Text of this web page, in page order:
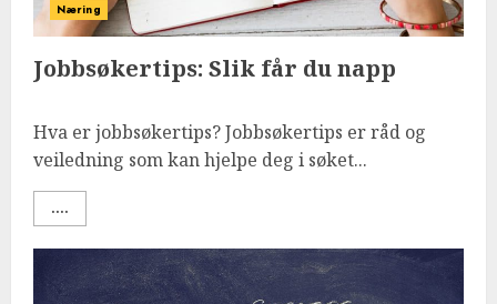
Næring
Jobbsøkertips: Slik får du napp
Hva er jobbsøkertips? Jobbsøkertips er råd og
veiledning som kan hjelpe deg i søket...
....